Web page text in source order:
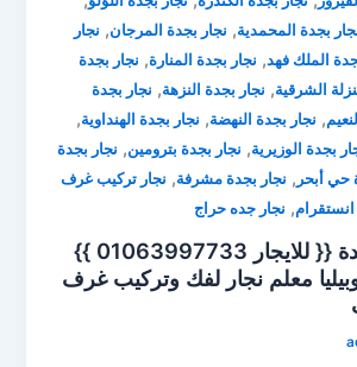
بجدة المحمدية, نجار بجدة المرجان, نجار
الملك فهد, نجار بجدة المنارة, نجار بجدة
الشرقية, نجار بجدة النزهة, نجار بجدة
, نجار بجدة النهضة, نجار بجدة الهنداوية,
بجدة الوزيرية, نجار بجدة بترومين, نجار بجدة
حي أبحر , نجار بجدة مشرفة, نجار تركيب غرف
, نجار جده حراج
افضل نجار بجدة {{ للايجار 01063997733 }}
فك تركيب الموبيليا ⁦معلم نجار لفك وتركيب غرف